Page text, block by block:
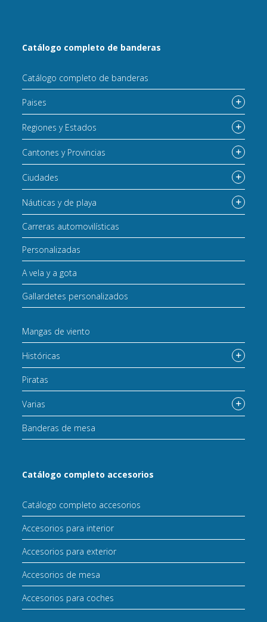
Catálogo completo de banderas
Catálogo completo de banderas
Paises
Regiones y Estados
Cantones y Provincias
Ciudades
Náuticas y de playa
Carreras automovilísticas
Personalizadas
A vela y a gota
Gallardetes personalizados
Mangas de viento
Históricas
Piratas
Varias
Banderas de mesa
Catálogo completo accesorios
Catálogo completo accesorios
Accesorios para interior
Accesorios para exterior
Accesorios de mesa
Accesorios para coches